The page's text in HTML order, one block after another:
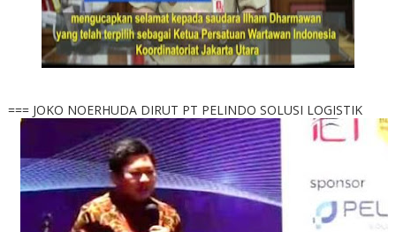
=== JOKO NOERHUDA DIRUT PT PELINDO SOLUSI LOGISTIK